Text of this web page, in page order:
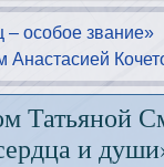
– особое звание»
Анастасией
Татьяной
и